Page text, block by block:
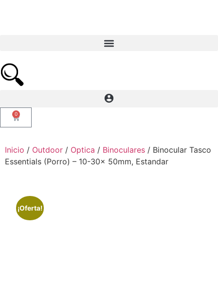
0
Inicio / Outdoor / Optica / Binoculares / Binocular Tasco
Essentials (Porro) – 10-30x 50mm, Estandar
¡Oferta!